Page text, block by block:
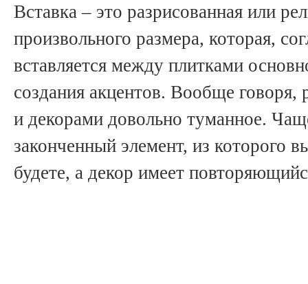
Вставка – это разрисованная или
произвольного размера, которая,
вставляется между плитками
создания акцентов. Вообще говоря,
и декорами довольно туманное.
законченный элемент, из которого
будете, а декор имеет